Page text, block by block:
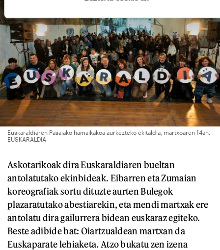
Euskaraldiaren Pasaiako hamaikakoa aurkezteko ekitaldia, martxoaren 14an.
EUSKARALDIA
Askotarikoak dira Euskaraldiaren bueltan
antolatutako ekinbideak. Eibarren eta Zumaian
koreografiak sortu dituzte aurten Bulegok
plazaratutako abestiarekin, eta mendi martxak ere
antolatu dira gailurrera bidean euskaraz egiteko.
Beste adibide bat: Oiartzualdean martxan da
Euskaparate lehiaketa. Atzo bukatu zen izena